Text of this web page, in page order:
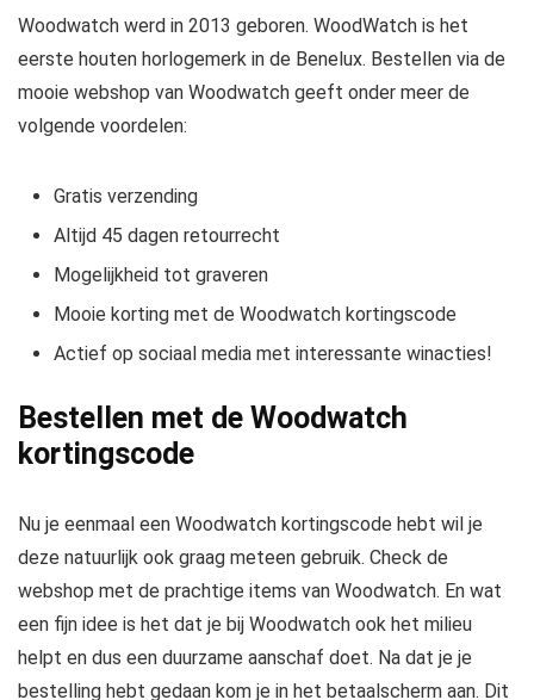
Woodwatch werd in 2013 geboren. WoodWatch is het
eerste houten horlogemerk in de Benelux. Bestellen via de
mooie webshop van Woodwatch geeft onder meer de
volgende voordelen:
Gratis verzending
Altijd 45 dagen retourrecht
Mogelijkheid tot graveren
Mooie korting met de Woodwatch kortingscode
Actief op sociaal media met interessante winacties!
Bestellen met de Woodwatch
kortingscode
Nu je eenmaal een Woodwatch kortingscode hebt wil je
deze natuurlijk ook graag meteen gebruik. Check de
webshop met de prachtige items van Woodwatch. En wat
een fijn idee is het dat je bij Woodwatch ook het milieu
helpt en dus een duurzame aanschaf doet. Na dat je je
bestelling hebt gedaan kom je in het betaalscherm aan. Dit